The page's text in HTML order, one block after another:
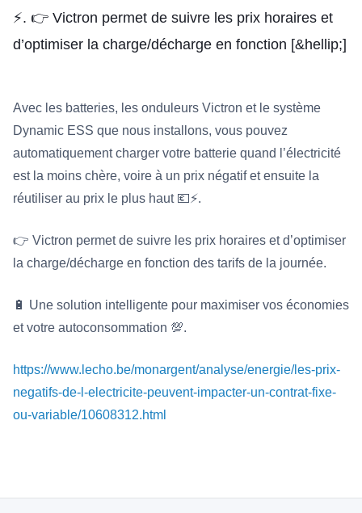
⚡. 👉 Victron permet de suivre les prix horaires et
d’optimiser la charge/décharge en fonction [&hellip;]
Avec les batteries, les onduleurs Victron et le système
Dynamic ESS que nous installons, vous pouvez
automatiquement charger votre batterie quand l’électricité
est la moins chère, voire à un prix négatif et ensuite la
réutiliser au prix le plus haut 💶⚡.
👉 Victron permet de suivre les prix horaires et d’optimiser
la charge/décharge en fonction des tarifs de la journée.
🔋 Une solution intelligente pour maximiser vos économies
et votre autoconsommation 💯.
https://www.lecho.be/monargent/analyse/energie/les-prix-
negatifs-de-l-electricite-peuvent-impacter-un-contrat-fixe-
ou-variable/10608312.html